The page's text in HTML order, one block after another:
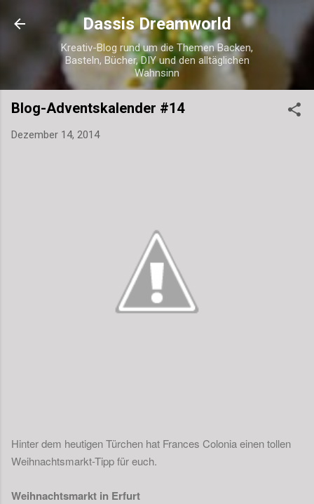
Direkt zum Hauptbereich
Dassis Dreamworld
Kreativ-Blog rund um die Themen Backen,
Basteln, Bücher, DIY und den alltäglichen
Wahnsinn
Blog-Adventskalender #14
Dezember 14, 2014
Hinter dem heutigen Türchen hat Frances Colonia einen tollen
Weihnachtsmarkt-Tipp für euch.
Weihnachtsmarkt in Erfurt